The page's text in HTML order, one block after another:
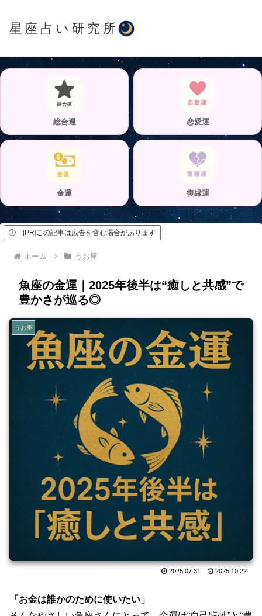
星座占い研究所
総合運 恋愛運
金運 復縁運
ⓘ [PR]この記事は広告を含む場合があります
ホーム うお座
魚座の金運｜2025年後半は“癒しと共感”で
豊かさが巡る◎
うお座
2025.07.31 2025.10.22
「お金は誰かのために使いたい」